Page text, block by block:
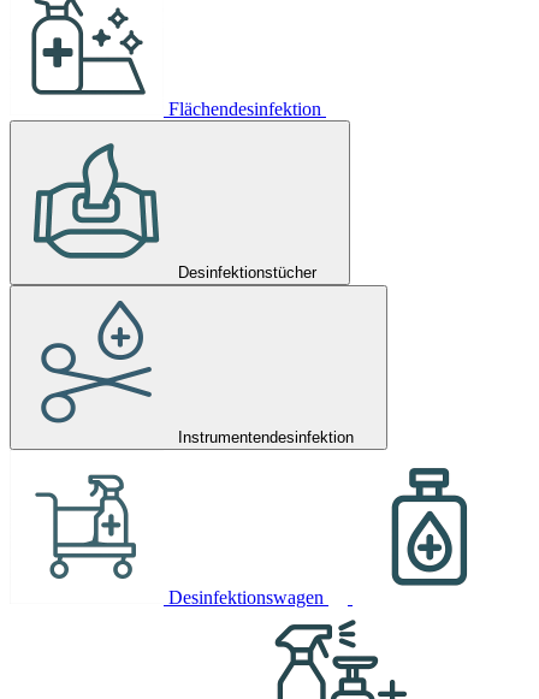
Flächendesinfektion
Desinfektionstücher
Instrumentendesinfektion
Desinfektionswagen